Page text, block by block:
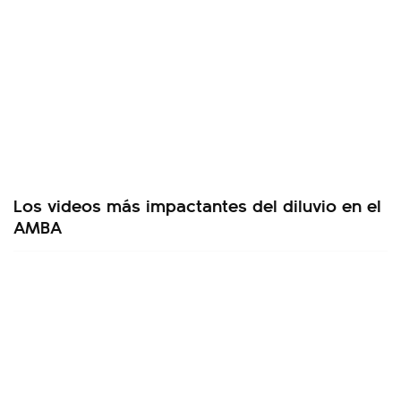
Los videos más impactantes del diluvio en el
AMBA